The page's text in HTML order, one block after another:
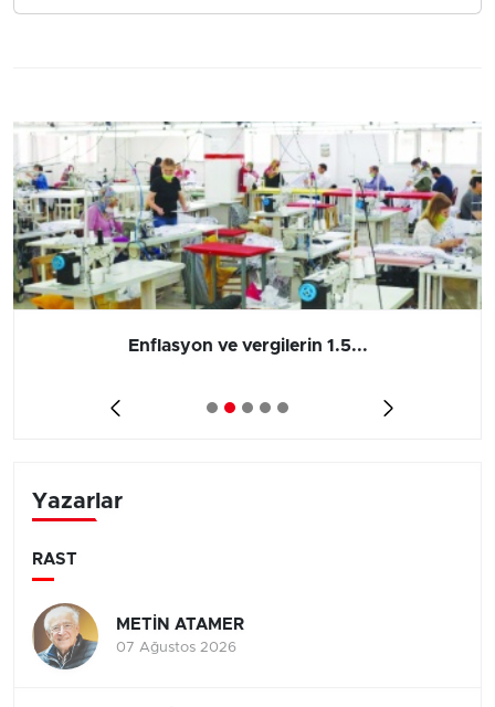
Enflasyon ve vergilerin 1.5...
Yazarlar
RAST
METİN ATAMER
07 Ağustos 2026